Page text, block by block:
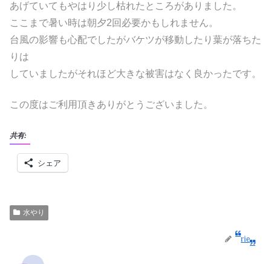
あげていてもやはり少し枯れたところがありました。
ここまで暑い時は朝夕2回必要かもしれません。
台風の影響も心配でしたがバケツが移動したり葉が落ちた
りは
していましたがそれほど大きな被害はなく良かったです。
この度はご利用頂きありがとうございました。
共有:
シェア
水やり
rie